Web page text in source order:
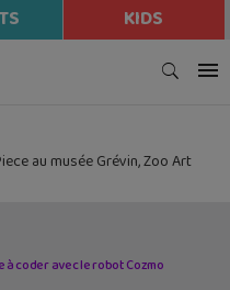
KIDS
au musée Grévin, Zoo Art
coder avec le robot Cozmo